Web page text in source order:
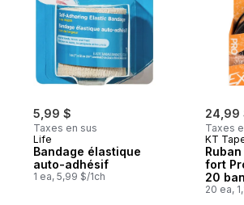
5,99 $
Taxes en sus
Life
Bandage élastique
auto-adhésif
1 ea, 5,99 $/1ch
24,99
Taxes
KT
fort
20
20 ea,